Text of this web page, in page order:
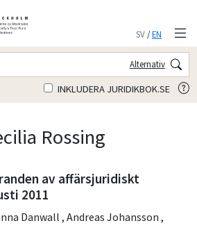
SV/EN
Alternativ
INKLUDERA JURIDIKBOK.SE
Rossing
av affärsjuridiskt
2011
Danwall , Andreas Johansson ,